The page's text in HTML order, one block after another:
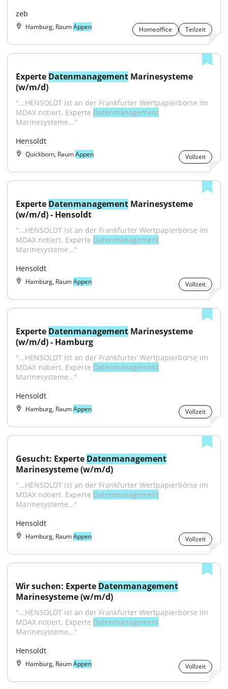
zeb
Hamburg, RaumAppen Homeoffice Teilzeit
Experte Datenmanagement Marinesysteme
(w/m/d)
"...HENSOLDT ist an der Frankfurter Wertpapierbörse im
MDAX notiert. Experte Datenmanagement
Marinesysteme..."
Hensoldt
Quickborn, RaumAppen Vollzeit
Experte Datenmanagement Marinesysteme
(w/m/d) - Hensoldt
"...HENSOLDT ist an der Frankfurter Wertpapierbörse im
MDAX notiert. Experte Datenmanagement
Marinesysteme..."
Hensoldt
Hamburg, RaumAppen Vollzeit
Experte Datenmanagement Marinesysteme
(w/m/d) - Hamburg
"...HENSOLDT ist an der Frankfurter Wertpapierbörse im
MDAX notiert. Experte Datenmanagement
Marinesysteme..."
Hensoldt
Hamburg, RaumAppen Vollzeit
Gesucht: Experte Datenmanagement
Marinesysteme (w/m/d)
"...HENSOLDT ist an der Frankfurter Wertpapierbörse im
MDAX notiert. Experte Datenmanagement
Marinesysteme..."
Hensoldt
Hamburg, RaumAppen Vollzeit
Wir suchen: Experte Datenmanagement
Marinesysteme (w/m/d)
"...HENSOLDT ist an der Frankfurter Wertpapierbörse im
MDAX notiert. Experte Datenmanagement
Marinesysteme..."
Hensoldt
Hamburg, RaumAppen Vollzeit